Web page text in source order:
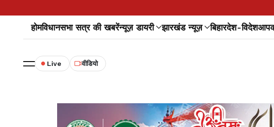
होमविधानसभा सत्र की खबरेंन्यूज़ डायरी झारखंड न्यूज़ बिहारदेश-विदेश
Live वीडियो